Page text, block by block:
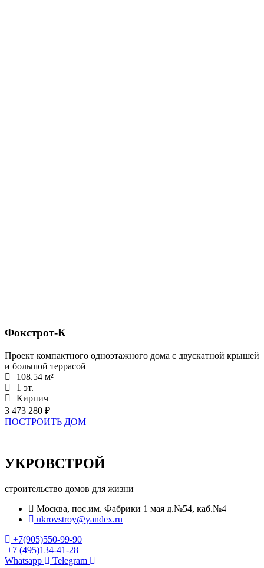
Фокстрот-К
Проект компактного одноэтажного дома с двускатной крышей
и большой террасой
108.54 м²
1 эт.
Кирпич
3 473 280 ₽
ПОСТРОИТЬ ДОМ
УКРОВСТРОЙ
строительство домов для жизни
Москва, пос.им. Фабрики 1 мая д.№54, каб.№4
ukrovstroy@yandex.ru
+7(905)550-99-90
+7 (495)134-41-28
Whatsapp
Telegram